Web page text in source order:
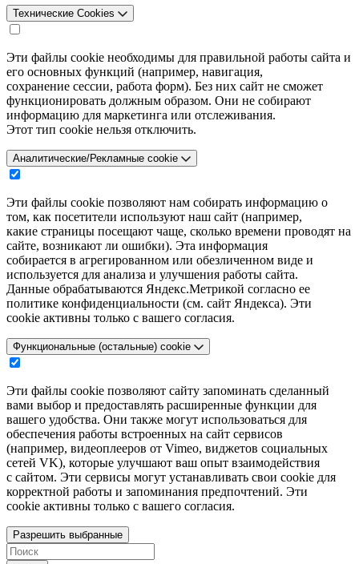
Технические Cookies
Эти файлы cookie необходимы для правильной работы сайта и
его основных функций (например, навигация,
сохранение сессии, работа форм). Без них сайт не сможет
функционировать должным образом. Они не собирают
информацию для маркетинга или отслеживания.
Этот тип cookie нельзя отключить.
Аналитические/Рекламные cookie
Эти файлы cookie позволяют нам собирать информацию о
том, как посетители используют наш сайт (например,
какие страницы посещают чаще, сколько времени проводят на
сайте, возникают ли ошибки). Эта информация
собирается в агрегированном или обезличенном виде и
используется для анализа и улучшения работы сайта.
Данные обрабатываются Яндекс.Метрикой согласно ее
политике конфиденциальности (см. сайт Яндекса). Эти
cookie активны только с вашего согласия.
Функциональные (остальные) cookie
Эти файлы cookie позволяют сайту запоминать сделанный
вами выбор и предоставлять расширенные функции для
вашего удобства. Они также могут использоваться для
обеспечения работы встроенных на сайт сервисов
(например, видеоплееров от Vimeo, виджетов социальных
сетей VK), которые улучшают ваш опыт взаимодействия
с сайтом. Эти сервисы могут устанавливать свои cookie для
корректной работы и запоминания предпочтений. Эти
cookie активны только с вашего согласия.
Разрешить выбранные